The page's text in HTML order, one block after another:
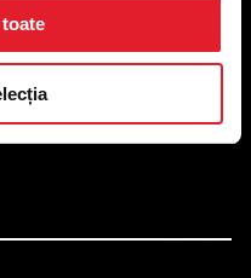
Calea Dorobanţilor, Nr.